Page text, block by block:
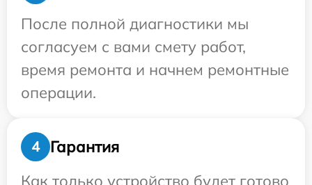
После полной диагностики мы
согласуем с вами смету работ,
время ремонта и начнем ремонтные
операции.
4
Гарантия
Как только устройство будет готово